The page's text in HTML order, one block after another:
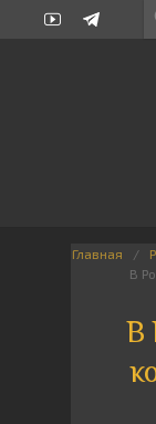
Главная
В
В